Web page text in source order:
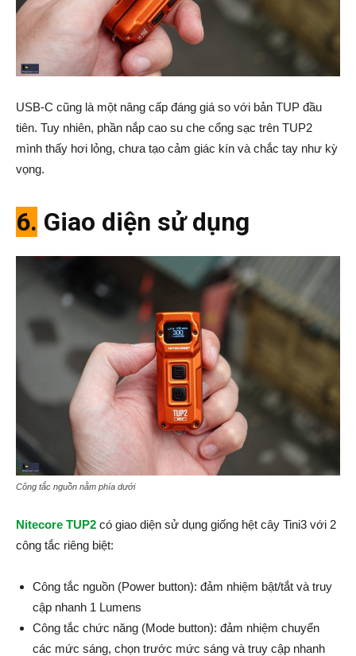
USB-C cũng là một nâng cấp đáng giá so với bản TUP đầu
tiên. Tuy nhiên, phần nắp cao su che cổng sạc trên TUP2
mình thấy hơi lỏng, chưa tạo cảm giác kín và chắc tay như kỳ
vọng.
6. Giao diện sử dụng
Công tắc nguồn nằm phía dưới
Nitecore TUP2 có giao diện sử dụng giống hệt cây Tini3 với 2
công tắc riêng biệt:
Công tắc nguồn (Power button): đảm nhiệm bật/tắt và truy
cập nhanh 1 Lumens
Công tắc chức năng (Mode button): đảm nhiệm chuyển
các mức sáng, chọn trước mức sáng và truy cập nhanh